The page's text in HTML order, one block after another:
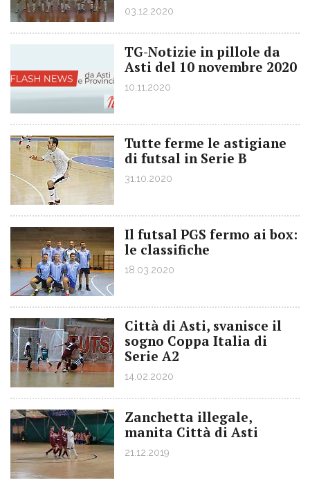
03.12.2020
TG-Notizie in pillole da
Asti del 10 novembre 2020
10.11.2020
Tutte ferme le astigiane
di futsal in Serie B
31.10.2020
Il futsal PGS fermo ai box:
le classifiche
18.03.2020
Città di Asti, svanisce il
sogno Coppa Italia di
Serie A2
14.02.2020
Zanchetta illegale,
manita Città di Asti
21.12.2019